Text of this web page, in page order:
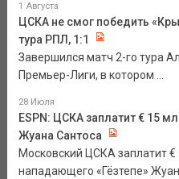
1 Августа
ЦСКА не смог победить
тура РПЛ, 1:1
Завершился матч 2-го тура
Премьер-Лиги, в котором ...
28 Июля
ESPN: ЦСКА заплатит € 15
Жуана Сантоса
Московский ЦСКА заплатит €
нападающего «Гёзтепе»